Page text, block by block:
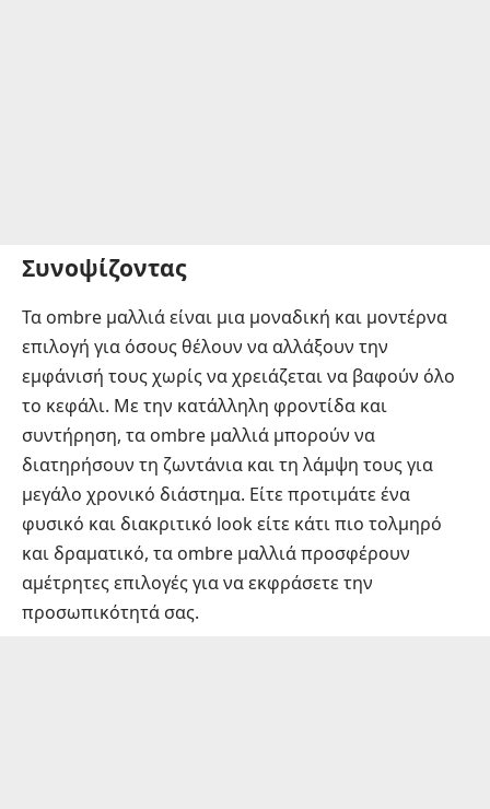
Συνοψίζοντας
Τα ombre μαλλιά είναι μια μοναδική και μοντέρνα
επιλογή για όσους θέλουν να αλλάξουν την
εμφάνισή τους χωρίς να χρειάζεται να βαφούν όλο
το κεφάλι. Με την κατάλληλη φροντίδα και
συντήρηση, τα ombre μαλλιά μπορούν να
διατηρήσουν τη ζωντάνια και τη λάμψη τους για
μεγάλο χρονικό διάστημα. Είτε προτιμάτε ένα
φυσικό και διακριτικό look είτε κάτι πιο τολμηρό
και δραματικό, τα ombre μαλλιά προσφέρουν
αμέτρητες επιλογές για να εκφράσετε την
προσωπικότητά σας.